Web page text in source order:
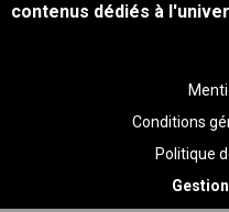
contenus dédiés à
Conditions
Politique